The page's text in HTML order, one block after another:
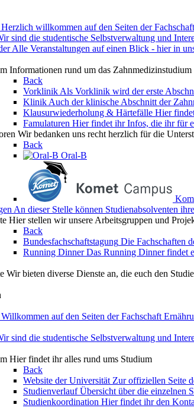
Herzlich willkommen auf den Seiten der
sind die studentische Selbstverwaltung und
Alle Veranstaltungen auf einen Blick - hier in
Informationen rund um das
Back
VorklinikAls Vorklinik wird der erste
KlinikAuch der klinische Abschnitt der
Klausurwiederholung & Härtefälle Hier
Famulaturen Hier findet ihr Infos, die ihr für
Wir bedanken uns recht herzlich für die
Back
Oral-B
An dieser Stelle können Studienabsolventen
Hier stellen wir unsere Arbeitsgruppen und
Back
Bundesfachschaftstagung Die Fachschaften
Running Dinner Das Running Dinner findet
Wir bieten diverse Dienste an, die euch den
Willkommen auf den Seiten der Fachschaft
sind die studentische Selbstverwaltung und
Hier findet ihr alles rund ums Studium
Back
Website der Universität Zur offiziellen Seite
Studienverlauf Übersicht über die einzelnen
Studienkoordination Hier findet ihr den